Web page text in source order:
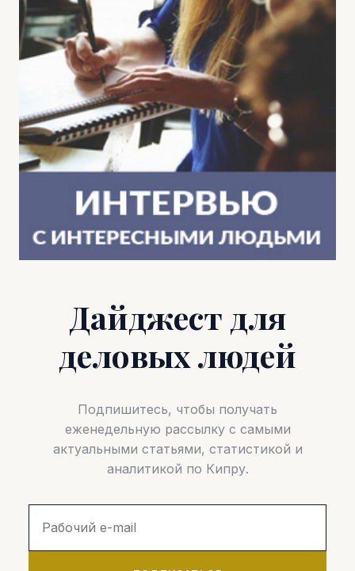
Дайджест для
деловых людей
Подпишитесь, чтобы получать
еженедельную рассылку с самыми
актуальными статьями, статистикой и
аналитикой по Кипру.